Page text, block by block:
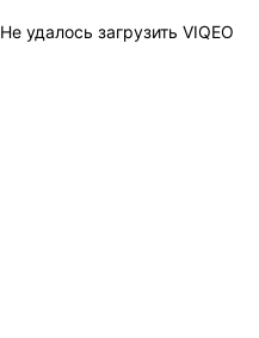
Не удалось загрузить VIQEO